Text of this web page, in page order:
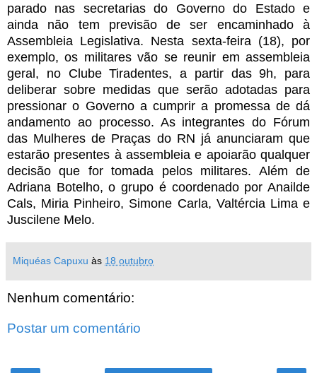
parado nas secretarias do Governo do Estado e
ainda não tem previsão de ser encaminhado à
Assembleia Legislativa. Nesta sexta-feira (18), por
exemplo, os militares vão se reunir em assembleia
geral, no Clube Tiradentes, a partir das 9h, para
deliberar sobre medidas que serão adotadas para
pressionar o Governo a cumprir a promessa de dá
andamento ao processo. As integrantes do Fórum
das Mulheres de Praças do RN já anunciaram que
estarão presentes à assembleia e apoiarão qualquer
decisão que for tomada pelos militares. Além de
Adriana Botelho, o grupo é coordenado por Anailde
Cals, Miria Pinheiro, Simone Carla, Valtércia Lima e
Juscilene Melo.
Miquéas Capuxu às 18 outubro
Nenhum comentário:
Postar um comentário